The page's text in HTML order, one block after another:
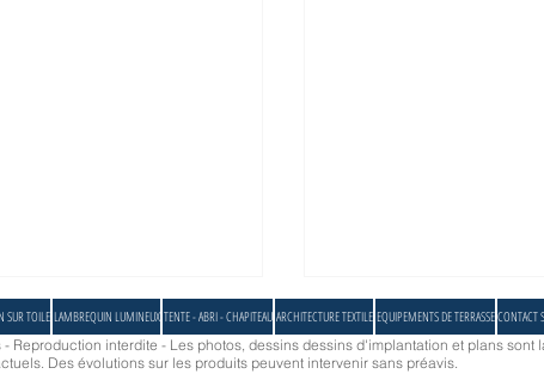
SUR TOILE LAMBREQUIN LUMINEUX TENTE - ABRI - CHAPITEAU ARCHITECTURE TEXTILE EQUIPEMENTS DE TERRASSECONTACT
Reproduction interdite - Les photos, dessins dessins d'implantation et plans sont
Des évolutions sur les produits peuvent intervenir sans préavis.